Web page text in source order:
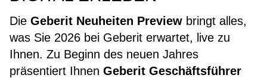
Die Geberit Neuheiten Preview bringt alles,
was Sie 2026 bei Geberit erwartet, live zu
Ihnen. Zu Beginn des neuen Jahres
präsentiert Ihnen Geberit Geschäftsführer